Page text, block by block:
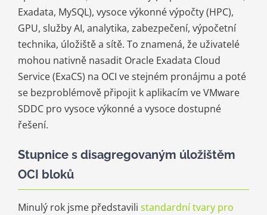
Exadata, MySQL), vysoce výkonné výpočty (HPC),
GPU, služby AI, analytika, zabezpečení, výpočetní
technika, úložiště a sítě. To znamená, že uživatelé
mohou nativně nasadit Oracle Exadata Cloud
Service (ExaCS) na OCI ve stejném pronájmu a poté
se bezproblémově připojit k aplikacím ve VMware
SDDC pro vysoce výkonné a vysoce dostupné
řešení.
Stupnice s disagregovaným úložištěm
OCI bloků
Minulý rok jsme představili standardnítvary pro